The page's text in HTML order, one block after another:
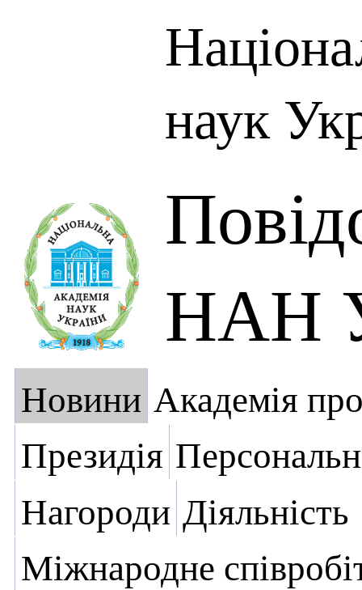
наук
НАН
Новини Академія
Президія
Нагороди Діяльність
Міжнародне